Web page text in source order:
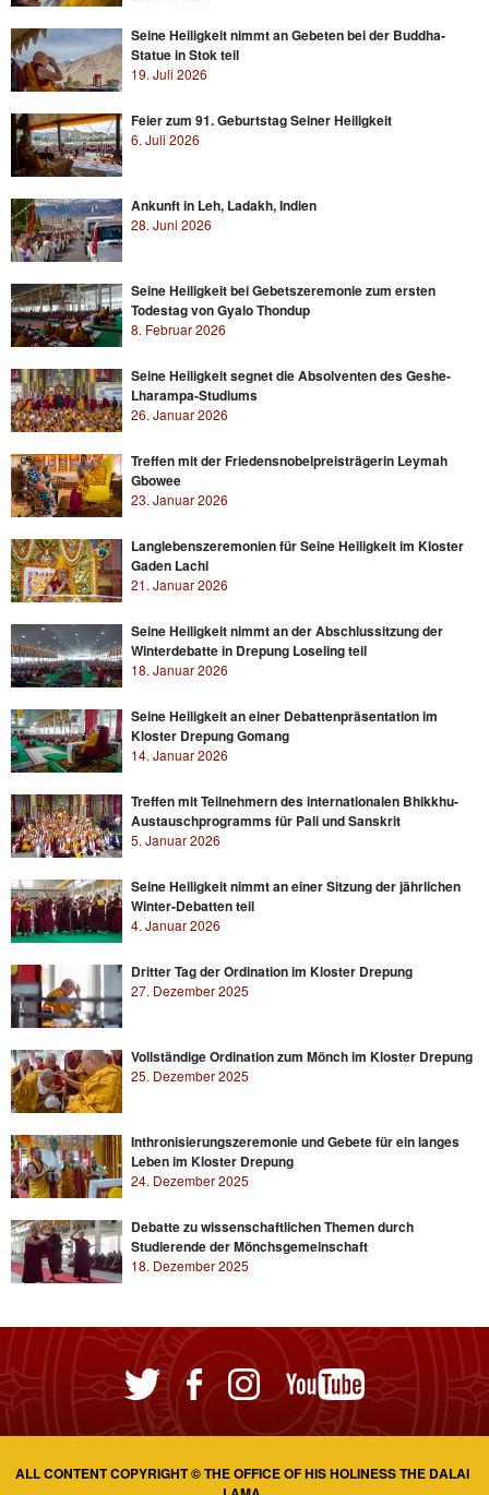
Seine Heiligkeit nimmt an Gebeten bei der Buddha-
Statue in Stok teil
19. Juli 2026
Feier zum 91. Geburtstag Seiner Heiligkeit
6. Juli 2026
Ankunft in Leh, Ladakh, Indien
28. Juni 2026
Seine Heiligkeit bei Gebetszeremonie zum ersten
Todestag von Gyalo Thondup
8. Februar 2026
Seine Heiligkeit segnet die Absolventen des Geshe-
Lharampa-Studiums
26. Januar 2026
Treffen mit der Friedensnobelpreisträgerin Leymah
Gbowee
23. Januar 2026
Langlebenszeremonien für Seine Heiligkeit im Kloster
Gaden Lachi
21. Januar 2026
Seine Heiligkeit nimmt an der Abschlussitzung der
Winterdebatte in Drepung Loseling teil
18. Januar 2026
Seine Heiligkeit an einer Debattenpräsentation im
Kloster Drepung Gomang
14. Januar 2026
Treffen mit Teilnehmern des internationalen Bhikkhu-
Austauschprogramms für Pali und Sanskrit
5. Januar 2026
Seine Heiligkeit nimmt an einer Sitzung der jährlichen
Winter-Debatten teil
4. Januar 2026
Dritter Tag der Ordination im Kloster Drepung
27. Dezember 2025
Vollständige Ordination zum Mönch im Kloster Drepung
25. Dezember 2025
Inthronisierungszeremonie und Gebete für ein langes
Leben im Kloster Drepung
24. Dezember 2025
Debatte zu wissenschaftlichen Themen durch
Studierende der Mönchsgemeinschaft
18. Dezember 2025
ALL CONTENT COPYRIGHT © THE OFFICE OF HIS HOLINESS THE DALAI